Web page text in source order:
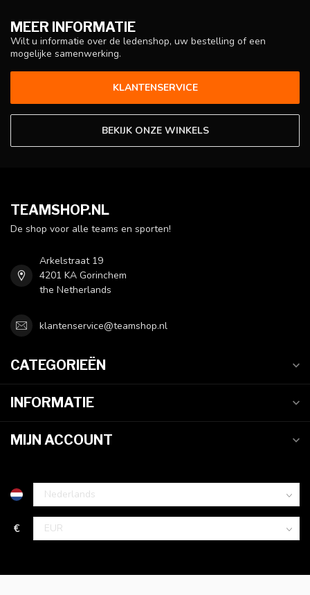
MEER INFORMATIE
Wilt u informatie over de ledenshop, uw bestelling of een
mogelijke samenwerking.
KLANTENSERVICE
BEKIJK ONZE WINKELS
TEAMSHOP.NL
De shop voor alle teams en sporten!
Arkelstraat 19
4201 KA Gorinchem
the Netherlands
klantenservice@teamshop.nl
CATEGORIEËN
INFORMATIE
MIJN ACCOUNT
€